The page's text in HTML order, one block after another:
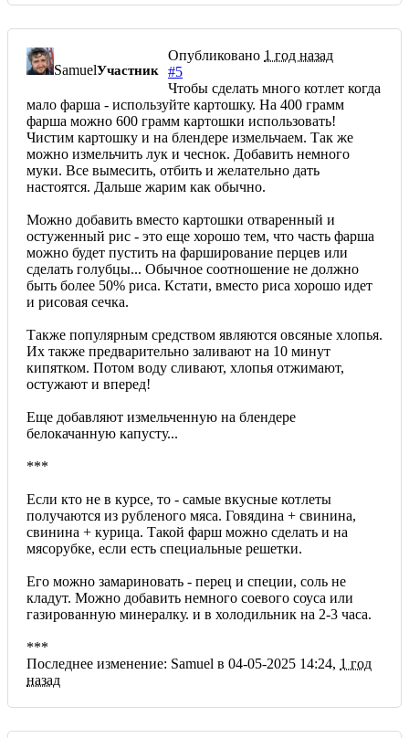
SamuelУчастник
Опубликовано 1 год назад
#5
Чтобы сделать много котлет когда
мало фарша - используйте картошку. На 400 грамм
фарша можно 600 грамм картошки использовать!
Чистим картошку и на блендере измельчаем. Так же
можно измельчить лук и чеснок. Добавить немного
муки. Все вымесить, отбить и желательно дать
настоятся. Дальше жарим как обычно.
Можно добавить вместо картошки отваренный и
остуженный рис - это еще хорошо тем, что часть фарша
можно будет пустить на фарширование перцев или
сделать голубцы... Обычное соотношение не должно
быть более 50% риса. Кстати, вместо риса хорошо идет
и рисовая сечка.
Также популярным средством являются овсяные хлопья.
Их также предварительно заливают на 10 минут
кипятком. Потом воду сливают, хлопья отжимают,
остужают и вперед!
Еще добавляют измельченную на блендере
белокачанную капусту...
***
Если кто не в курсе, то - самые вкусные котлеты
получаются из рубленого мяса. Говядина + свинина,
свинина + курица. Такой фарш можно сделать и на
мясорубке, если есть специальные решетки.
Его можно замариновать - перец и специи, соль не
кладут. Можно добавить немного соевого соуса или
газированную минералку. и в холодильник на 2-3 часа.
***
Последнее изменение: Samuel в 04-05-2025 14:24, 1 год
назад